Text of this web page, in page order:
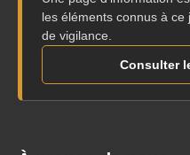
les éléments connus à
de vigilance.
Consulter